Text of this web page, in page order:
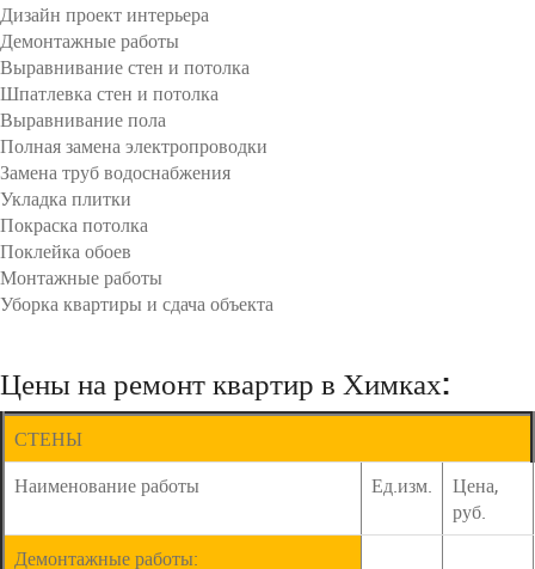
Дизайн проект интерьера
Демонтажные работы
Выравнивание стен и потолка
Шпатлевка стен и потолка
Выравнивание пола
Полная замена электропроводки
Замена труб водоснабжения
Укладка плитки
Покраска потолка
Поклейка обоев
Монтажные работы
Уборка квартиры и сдача объекта
Цены на ремонт квартир в Химках:
СТЕНЫ
Наименование работы
Ед.изм.
Цена,
руб.
Демонтажные работы: